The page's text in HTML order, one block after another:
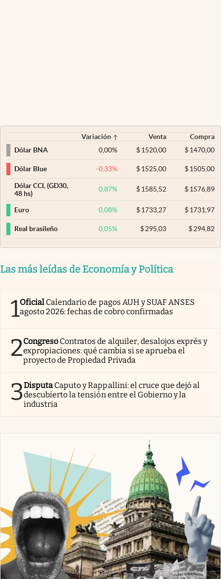
Variación Venta
Compra
Dólar BNA
0,00% $ 1520,00 $1470,00
Dólar Blue -0,33% $ 1525,00 $1505,00
Dólar CCL (GD30,
48 hs)
0,87% $ 1585,52 $1576,89
Euro 0,08% $ 1733,27 $1731,97
Real brasileño 0,05% $ 295,03 $294,82
Las más leídas de Economía y Política
1Oficial Calendario de pagos AUH y SUAF ANSES
agosto 2026: fechas de cobro confirmadas
2Congreso Contratos de alquiler, desalojos exprés y
expropiaciones: qué cambia si se aprueba el
proyecto de Propiedad Privada
3Disputa Caputo y Rappallini: el cruce que dejó al
descubierto la tensión entre el Gobierno y la
industria